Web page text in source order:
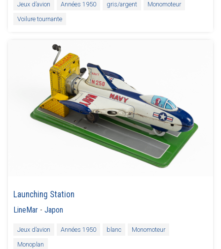
Jeux d’avion Années 1950 gris/argent
Monomoteur
Voilure tournante
Launching Station
LineMar -Japon
Jeux d’avion Années 1950 blanc
Monomoteur
Monoplan